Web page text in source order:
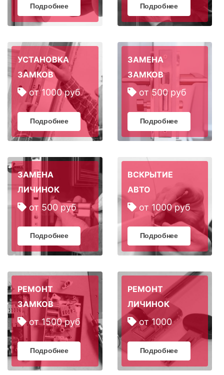
Подробнее Подробнее
УСТАНОВКА
ЗАМКОВ
от 1000 руб
Подробнее
ЗАМЕНА
ЗАМКОВ
от 500 руб
Подробнее
ЗАМЕНА
ЛИЧИНОК
от 500 руб
Подробнее
ВСКРЫТИЕ
АВТО
от 1000 руб
Подробнее
РЕМОНТ
ЗАМКОВ
от 1500 руб
Подробнее
РЕМОНТ
ЛИЧИНОК
от 1000
Подробнее